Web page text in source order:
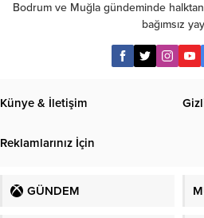
Bodrum ve Muğla gündeminde
bağımsız
Künye & İletişim
Reklamlarınız İçin
GÜNDEM